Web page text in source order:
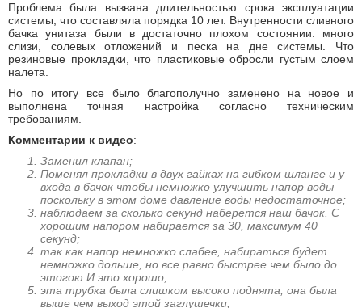
Проблема была вызвана длительностью срока эксплуатации
системы, что составляла порядка 10 лет. Внутренности сливного
бачка унитаза были в достаточно плохом состоянии: много
слизи, солевых отложений и песка на дне системы. Что
резиновые прокладки, что пластиковые обросли густым слоем
налета.
Но по итогу все было благополучно заменено на новое и
выполнена точная настройка согласно техническим
требованиям.
Комментарии к видео:
Заменил клапан;
Поменял прокладки в двух гайках на гибком шланге и у
входа в бачок чтобы немножко улучшить напор воды
поскольку в этом доме давление воды недостаточное;
наблюдаем за сколько секунд наберется наш бачок. С
хорошим напором набирается за 30, максимум 40
секунд;
так как напор немножко слабее, набираться будет
немножко дольше, но все равно быстрее чем было до
этогою И это хорошо;
эта трубка была слишком высоко поднята, она была
выше чем выход этой заглушечки;